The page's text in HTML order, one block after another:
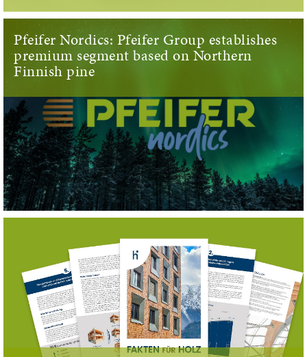
Pfeifer Nordics: Pfeifer Group establishes
premium segment based on Northern
Finnish pine